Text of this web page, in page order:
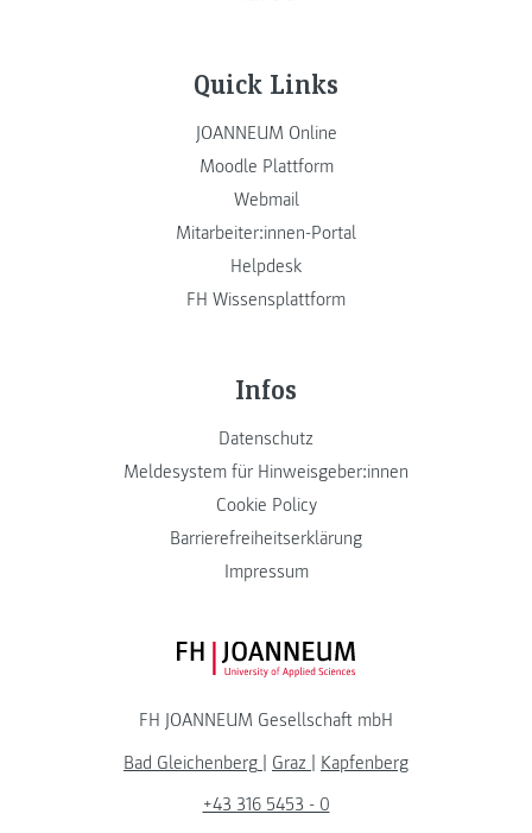
Quick Links
JOANNEUM Online
Moodle Plattform
Webmail
Mitarbeiter:innen-Portal
Helpdesk
FH Wissensplattform
Infos
Datenschutz
Meldesystem für Hinweisgeber:innen
Cookie Policy
Barrierefreiheitserklärung
Impressum
FH JOANNEUM Logo
FH JOANNEUM Gesellschaft mbH
Bad Gleichenberg | Graz | Kapfenberg
+43 316 5453 - 0